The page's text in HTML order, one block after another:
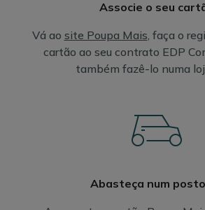
Associe o seu
Vá ao site Poupa Mais, faça o
cartão ao seu contrato EDP
também fazê-lo numa
Abasteça num